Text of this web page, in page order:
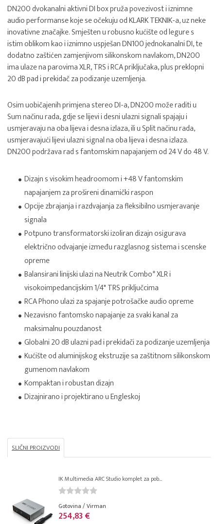
DN200 dvokanalni aktivni DI box pruža povezivost i iznimne
audio performanse koje se očekuju od KLARK TEKNIK-a, uz neke
inovativne značajke. Smješten u robusno kućište od legure s
istim oblikom kao i iznimno uspješan DN100 jednokanalni DI, te
dodatno zaštićen zamjenjivom silikonskom navlakom, DN200
ima ulaze na parovima XLR, TRS i RCA priključaka, plus preklopni
20 dB pad i prekidač za podizanje uzemljenja.
Osim uobičajenih primjena stereo DI-a, DN200 može raditi u
Sum načinu rada, gdje se lijevi i desni ulazni signali spajaju i
usmjeravaju na oba lijeva i desna izlaza, ili u Split načinu rada,
usmjeravajući lijevi ulazni signal na oba lijeva i desna izlaza.
DN200 podržava rad s fantomskim napajanjem od 24 V do 48 V.
Dizajn s visokim headroomom i +48 V fantomskim
napajanjem za prošireni dinamički raspon
Opcije zbrajanja i razdvajanja za fleksibilno usmjeravanje
signala
Potpuno transformatorski izoliran dizajn osigurava
električno odvajanje između razglasnog sistema i scenske
opreme
Balansirani linijski ulazi na Neutrik Combo* XLR i
visokoimpedancijskim 1/4" TRS priključcima
RCA Phono ulazi za spajanje potrošačke audio opreme
Nezavisno fantomsko napajanje za svaki kanal za
maksimalnu pouzdanost
Globalni 20 dB ulazni pad i prekidači za podizanje uzemljenja
Kućište od aluminijskog ekstruzije sa zaštitnom silikonskom
gumenom navlakom
Kompaktan i robustan dizajn
Dizajnirano i projektirano u Engleskoj
SLIČNI PROIZVODI
IK Multimedia ARC Studio komplet za pob...
Gotovina / Virman
254,83 €